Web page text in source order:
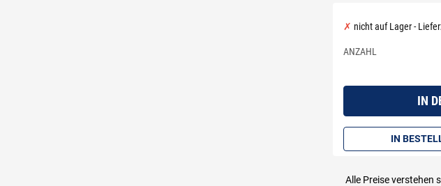
nicht auf Lager -
ANZAHL
IN
IN
Alle Preise verstehen